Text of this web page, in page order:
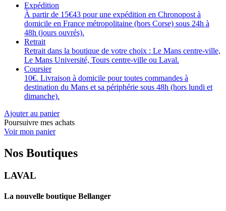
Expédition
À partir de 15€43 pour une expédition en Chronopost à
domicile en France métropolitaine (hors Corse) sous 24h à
48h (jours ouvrés).
Retrait
Retrait dans la boutique de votre choix : Le Mans centre-ville,
Le Mans Université, Tours centre-ville ou Laval.
Coursier
10€. Livraison à domicile pour toutes commandes à
destination du Mans et sa périphérie sous 48h (hors lundi et
dimanche).
Ajouter au panier
Poursuivre mes achats
Voir mon panier
Nos Boutiques
LAVAL
La nouvelle boutique Bellanger